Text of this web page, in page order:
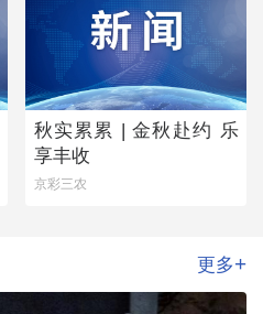
秋实累累 | 金秋赴约 乐
享丰收
京彩三农
更多+